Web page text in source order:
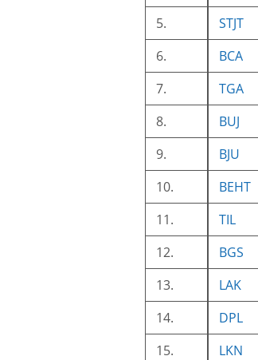
5.
STJT
6.
BCA
7.
TGA
8.
BUJ
9.
BJU
10.
BEHT
11.
TIL
12.
BGS
13.
LAK
14.
DPL
15.
LKN